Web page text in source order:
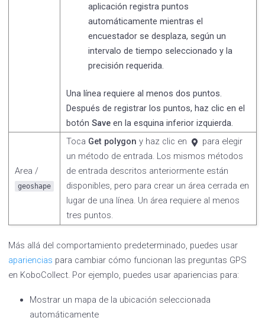
aplicación registra puntos
automáticamente mientras el
encuestador se desplaza, según un
intervalo de tiempo seleccionado y la
precisión requerida.
Una línea requiere al menos dos puntos.
Después de registrar los puntos, haz clic en el
botónSave en la esquina inferior izquierda.
Area /
geoshape
Toca Get polygon y haz clic en
para elegir
un método de entrada. Los mismos métodos
de entrada descritos anteriormente están
disponibles, pero para crear un área cerrada en
lugar de una línea. Un área requiere al menos
tres puntos.
Más allá del comportamiento predeterminado, puedes usar
apariencias para cambiar cómo funcionan las preguntas GPS
en KoboCollect. Por ejemplo, puedes usar apariencias para:
Mostrar un mapa de la ubicación seleccionada
automáticamente